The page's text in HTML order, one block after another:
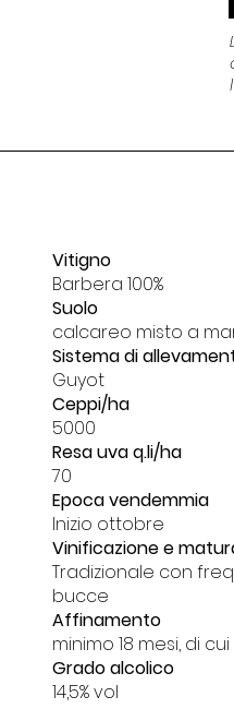
Vitigno
Barbera 100%
Suolo
calcareo misto a
Sistema di
Guyot
Ceppi/ha
5000
Resa uva q.li/ha
70
Epoca vendemmia
Inizio ottobre
Vinificazione e
Tradizionale con
bucce
Affinamento
minimo 18 mesi, di
Grado alcolico
14,5% vol